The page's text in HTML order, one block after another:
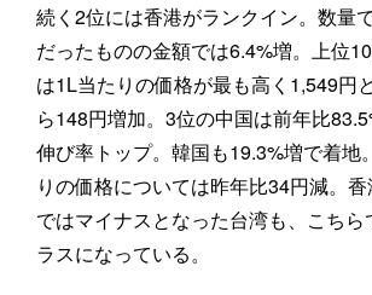
続く2位には香港がランクイン。数量
だったものの金額では6.4%増。上位
は1L当たりの価格が最も高く1,549円
ら148円増加。3位の中国は前年比
伸び率トップ。韓国も19.3%増で着地
りの価格については昨年比34円減。
ではマイナスとなった台湾も、こち
ラスになっている。